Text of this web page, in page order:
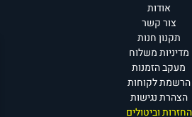
אודות
צור קשר
תקנון חנות
מדיניות משלוח
מעקב הזמנות
הרשמת לקוחות
הצהרת נגישות
החזרות וביטולים